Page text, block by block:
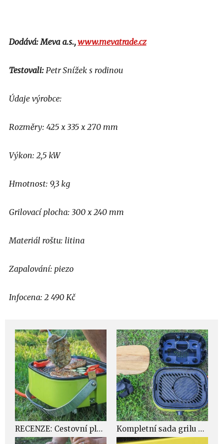
Dodává: Meva a.s., www.mevatrade.cz
Testovali: Petr Snížek s rodinou
Údaje výrobce:
Rozměry: 425 x 335 x 270 mm
Výkon: 2,5 kW
Hmotnost: 9,3 kg
Grilovací plocha: 300 x 240 mm
Materiál roštu: litina
Zapalování: piezo
Infocena: 2 490 Kč
RECENZE: Cestovní plynový gril Meva Piknik Kompletní sada grilu Meva Piknik – prkénko, popruh pro nošení, spodní plastový díl a samotný gril